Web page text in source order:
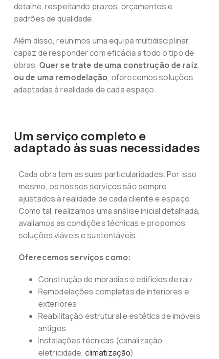
detalhe, respeitando prazos, orçamentos e
padrões de qualidade.
Além disso, reunimos uma equipa multidisciplinar,
capaz de responder com eficácia a todo o tipo de
obras. Quer se trate de uma construção de raiz
ou de uma remodelação, oferecemos soluções
adaptadas à realidade de cada espaço.
Um serviço completo e
adaptado às suas necessidades
Cada obra tem as suas particularidades. Por isso
mesmo, os nossos serviços são sempre
ajustados à realidade de cada cliente e espaço.
Como tal, realizamos uma análise inicial detalhada,
avaliamos as condições técnicas e propomos
soluções viáveis e sustentáveis.
Oferecemos serviços como:
Construção de moradias e edifícios de raiz
Remodelações completas de interiores e
exteriores
Reabilitação estrutural e estética de imóveis
antigos
Instalações técnicas (canalização,
eletricidade, climatização)